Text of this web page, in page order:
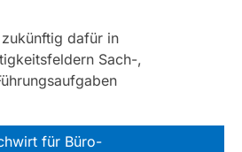
dafür in
Sach-,
für Büro-